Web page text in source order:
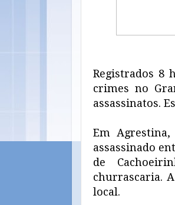
Registrados 8
crimes no
assassinatos.
Em
assassinado
de
churrascaria.
local.